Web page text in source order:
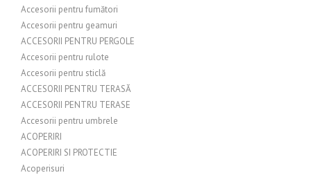
Accesorii pentru fumători
Accesorii pentru geamuri
ACCESORII PENTRU PERGOLE
Accesorii pentru rulote
Accesorii pentru sticlă
ACCESORII PENTRU TERASĂ
ACCESORII PENTRU TERASE
Accesorii pentru umbrele
ACOPERIRI
ACOPERIRI SI PROTECTIE
Acoperisuri